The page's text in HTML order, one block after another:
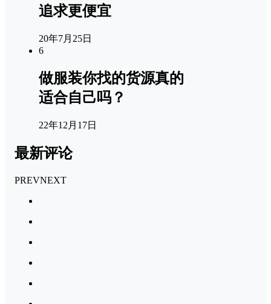
追求更便宜
20年7月25日
6
做服装你找的货源真的
适合自己吗？
22年12月17日
最新评论
PREVNEXT